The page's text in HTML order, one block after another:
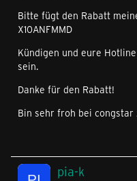
Bitte fügt den Rabatt
X10ANFMMD
Kündigen und eure
sein.
Danke für den Rabatt!
Bin sehr froh bei congstar
pia-k